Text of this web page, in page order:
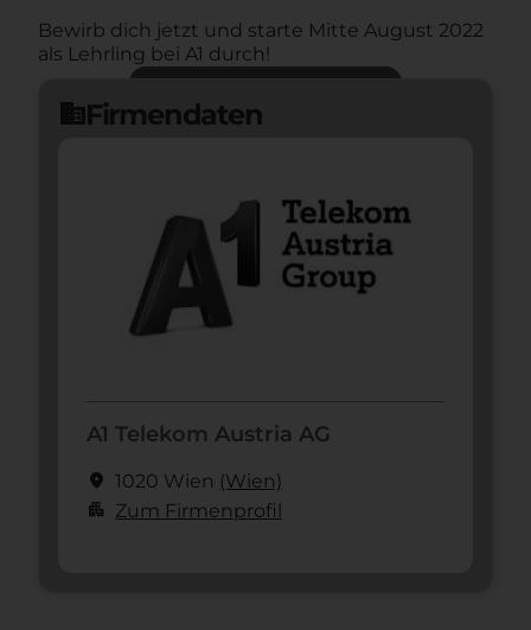
Bewirb dich jetzt und starte Mitte August 2022
als Lehrling bei A1 durch!
domainFirmendaten
A1 Telekom Austria AG
location_on 1020 Wien (Wien)
apartment Zum Firmenprofil